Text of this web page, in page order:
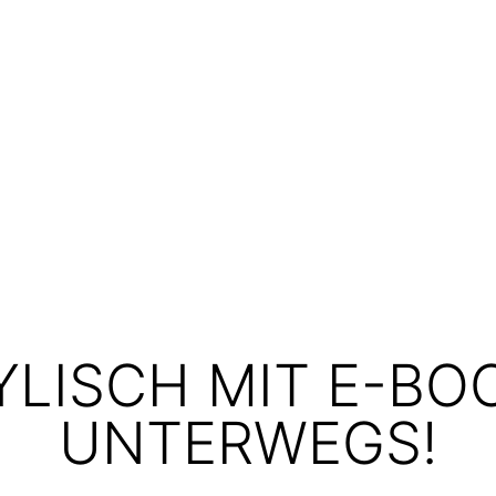
MIT E-
UNTERWEGS!